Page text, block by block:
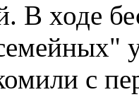
В ходе
с